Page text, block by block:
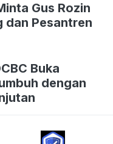
Gus Rozin
dan Pesantren
Buka
dengan